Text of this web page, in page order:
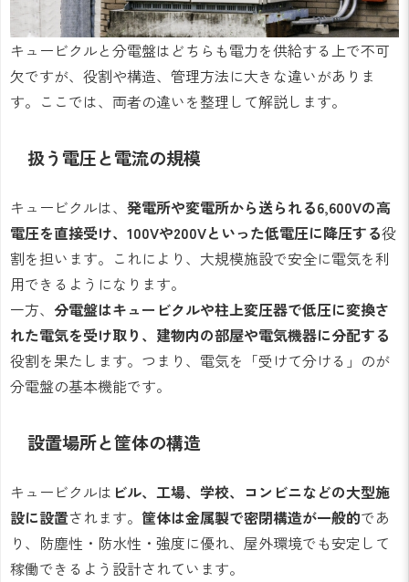
キュービクルと分電盤はどちらも電力を供給する上で不可
欠ですが、役割や構造、管理方法に大きな違いがありま
す。ここでは、両者の違いを整理して解説します。
扱う電圧と電流の規模
キュービクルは、 発電所や変電所から送られる6,600Vの高
電圧を直接受け、100Vや200Vといった低電圧に降圧する役
割を担います。これにより、大規模施設で安全に電気を利
用できるようになります。
一方、 分電盤はキュービクルや柱上変圧器で低圧に変換さ
れた電気を受け取り、建物内の部屋や電気機器に分配する
役割を果たします。つまり、電気を「受けて分ける」のが
分電盤の基本機能です。
設置場所と筐体の構造
キュービクルは ビル、工場、学校、コンビニなどの大型施
設に設置されます。 筐体は金属製で密閉構造が一般的であ
り、防塵性・防水性・強度に優れ、屋外環境でも安定して
稼働できるよう設計されています。